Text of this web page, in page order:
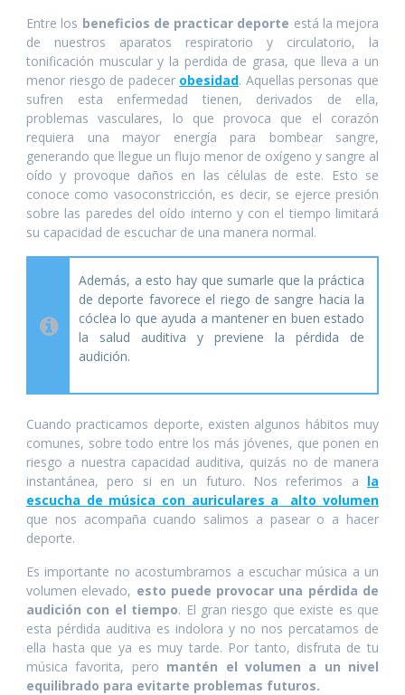
Entre los beneficios de practicar deporte está la mejora
de nuestros aparatos respiratorio y circulatorio, la
tonificación muscular y la perdida de grasa, que lleva a un
menor riesgo de padecer obesidad. Aquellas personas que
sufren esta enfermedad tienen, derivados de ella,
problemas vasculares, lo que provoca que el corazón
requiera una mayor energía para bombear sangre,
generando que llegue un flujo menor de oxígeno y sangre al
oído y provoque daños en las células de este. Esto se
conoce como vasoconstricción, es decir, se ejerce presión
sobre las paredes del oído interno y con el tiempo limitará
su capacidad de escuchar de una manera normal.
Además, a esto hay que sumarle que la práctica
de deporte favorece el riego de sangre hacia la
cóclea lo que ayuda a mantener en buen estado
la salud auditiva y previene la pérdida de
audición.
Cuando practicamos deporte, existen algunos hábitos muy
comunes, sobre todo entre los más jóvenes, que ponen en
riesgo a nuestra capacidad auditiva, quizás no de manera
instantánea, pero si en un futuro. Nos referimos a la
escucha de música con auriculares a alto volumen
que nos acompaña cuando salimos a pasear o a hacer
deporte.
Es importante no acostumbrarnos a escuchar música a un
volumen elevado, esto puede provocar una pérdida de
audición con el tiempo. El gran riesgo que existe es que
esta pérdida auditiva es indolora y no nos percatamos de
ella hasta que ya es muy tarde. Por tanto, disfruta de tu
música favorita, pero mantén el volumen a un nivel
equilibrado para evitarte problemas futuros.